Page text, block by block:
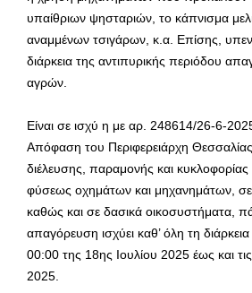
υπαίθριων ψησταριών, το κάπνισμα
αναμμένων τσιγάρων, κ.α. Επίσης,
διάρκεια της αντιπυρικής περιόδου
αγρών.
Είναι σε ισχύ η με αρ. 248614/26-6-
Απόφαση του Περιφερειάρχη
διέλευσης, παραμονής και
φύσεως οχημάτων και μηχανημάτων, σε
καθώς και σε δασικά οικοσυστήματα,
απαγόρευση ισχύει καθ’ όλη τη
00:00 της 18ης Ιουλίου 2025 έως και
2025.